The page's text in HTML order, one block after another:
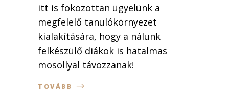
itt is fokozottan ügyelünk a
megfelelő tanulókörnyezet
kialakítására, hogy a nálunk
felkészülő diákok is hatalmas
mosollyal távozzanak!
TOVÁBB